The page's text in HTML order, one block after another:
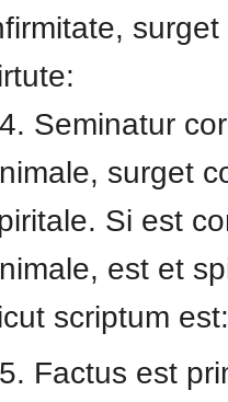
surget
Seminatur
surget
Si est
est et
scriptum est:
Factus est